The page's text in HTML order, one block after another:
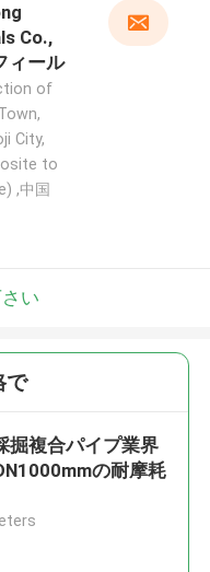
Co.,
ィール
of
City,
to
,中国
い
で
掘複合パイプ業界
の耐摩耗